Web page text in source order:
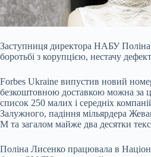
Заступниця директора НАБУ
боротьбі з корупцією, нестачу
Forbes Ukraine випустив новий
безкоштовною доставкою можна за
список 250 малих і середніх
Залужного, падіння мільярдера
M та загалом майже два десятки
Поліна Лисенко працювала в